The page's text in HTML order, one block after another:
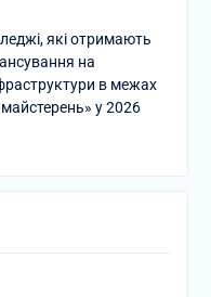
які отримають
на
в межах
у 2026